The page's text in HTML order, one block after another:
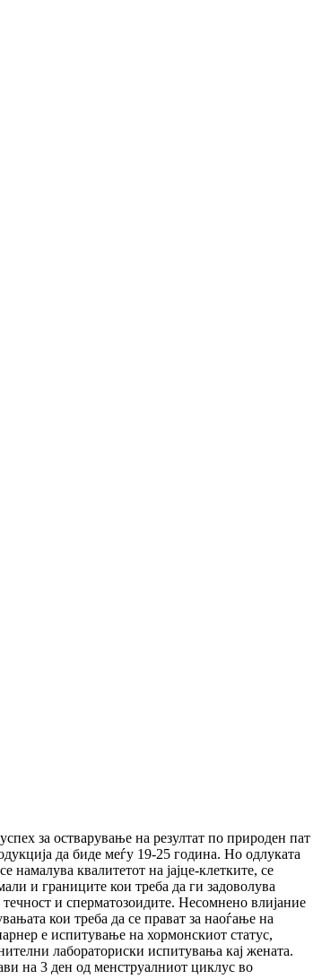
за остварување на резултат по природен пат
да биде меѓу 19-25 година. Но одлуката
намалува квалитетот на јајце-клетките, се
и границите кои треба да ги задоволува
и сперматозоидите. Несомнено влијание
кои треба да се прават за наоѓање на
е испитување на хормонскиот статус,
лабораториски испитувања кај жената.
на 3 ден од менструалниот циклус во